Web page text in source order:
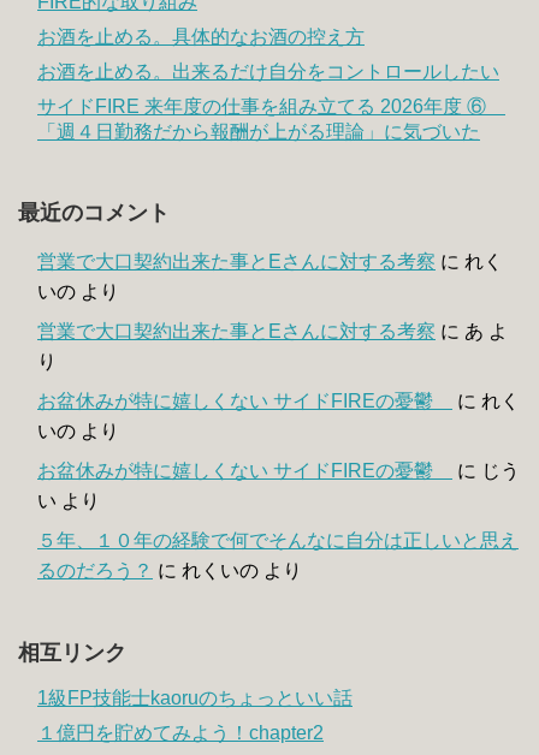
お酒を止める。具体的なお酒の控え方
お酒を止める。出来るだけ自分をコントロールしたい
サイドFIRE 来年度の仕事を組み立てる 2026年度 ⑥
「週４日勤務だから報酬が上がる理論」に気づいた
最近のコメント
営業で大口契約出来た事とEさんに対する考察 に れく
いの より
営業で大口契約出来た事とEさんに対する考察 に あ よ
り
お盆休みが特に嬉しくない サイドFIREの憂鬱
に れく
いの より
お盆休みが特に嬉しくない サイドFIREの憂鬱
に じう
い より
５年、１０年の経験で何でそんなに自分は正しいと思え
るのだろう？ に れくいの より
相互リンク
1級FP技能士kaoruのちょっといい話
１億円を貯めてみよう！chapter2